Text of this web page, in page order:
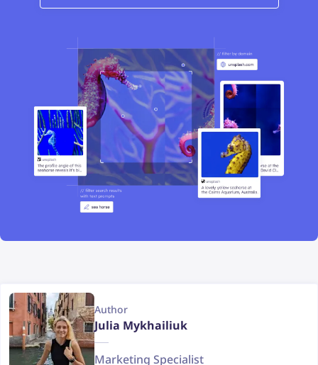
Author
Julia Mykhailiuk
Marketing Specialist